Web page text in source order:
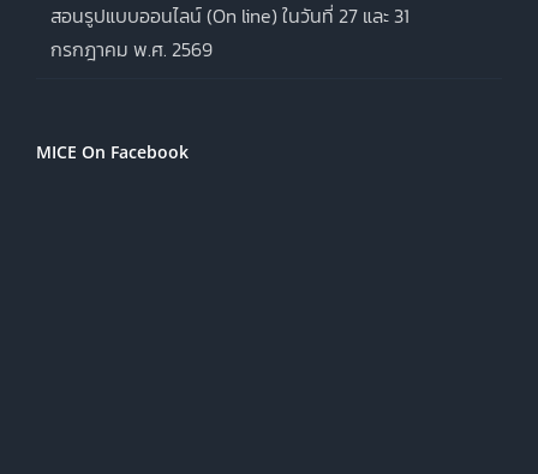
สอนรูปแบบออนไลน์ (On line) ในวันที่ 27 และ 31
กรกฎาคม พ.ศ. 2569
MICE On Facebook